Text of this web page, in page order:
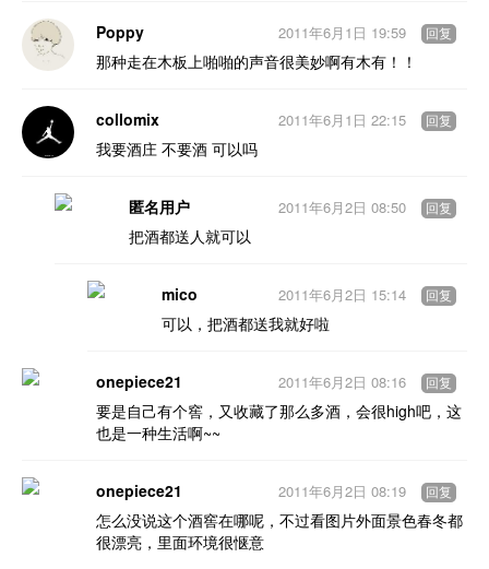
Poppy
那种走在木板上啪啪的声音很美妙啊有木有！！
2011年6月1日 19:59 回复
collomix
我要酒庄 不要酒 可以吗
2011年6月1日 22:15 回复
匿名用户
把酒都送人就可以
2011年6月2日 08:50 回复
mico
可以，把酒都送我就好啦
2011年6月2日 15:14 回复
onepiece21
要是自己有个窖，又收藏了那么多酒，会很high吧，这
也是一种生活啊~~
2011年6月2日 08:16 回复
onepiece21
怎么没说这个酒窖在哪呢，不过看图片外面景色春冬都
很漂亮，里面环境很惬意
2011年6月2日 08:19 回复